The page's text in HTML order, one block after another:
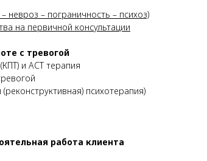
невроз – пограничность – психоз)
на первичной консультации
с тревогой
и АСТ терапия
психотерапия)
работа клиента